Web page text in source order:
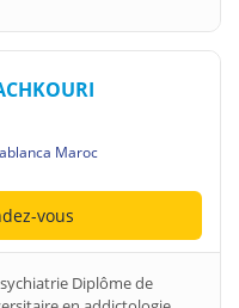
Maroc
vous
Diplôme de